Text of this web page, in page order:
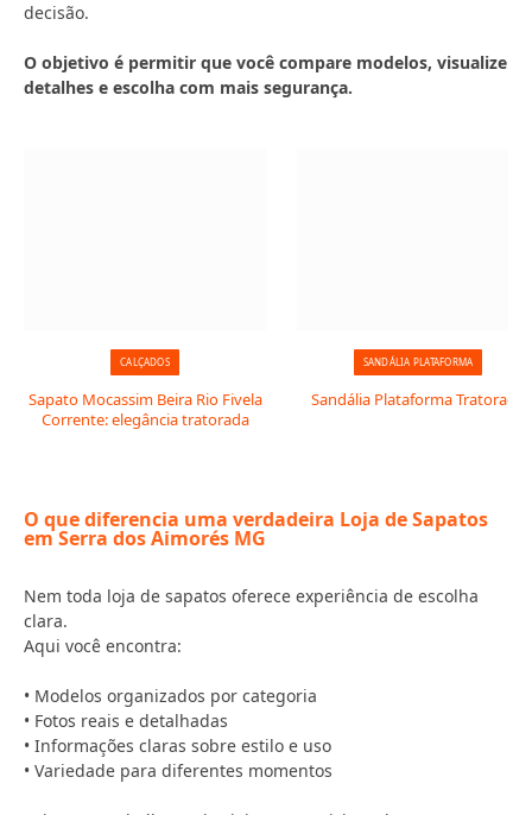
decisão.
O objetivo é permitir que você compare modelos, visualize
detalhes e escolha com mais segurança.
CALÇADOS
Sapato Mocassim Beira Rio Fivela
Corrente: elegância tratorada
SANDÁLIA PLATAFORMA
Sandália Plataforma Tratorada
O que diferencia uma verdadeira Loja de Sapatos
em Serra dos Aimorés MG
Nem toda loja de sapatos oferece experiência de escolha
clara.
Aqui você encontra:
• Modelos organizados por categoria
• Fotos reais e detalhadas
• Informações claras sobre estilo e uso
• Variedade para diferentes momentos